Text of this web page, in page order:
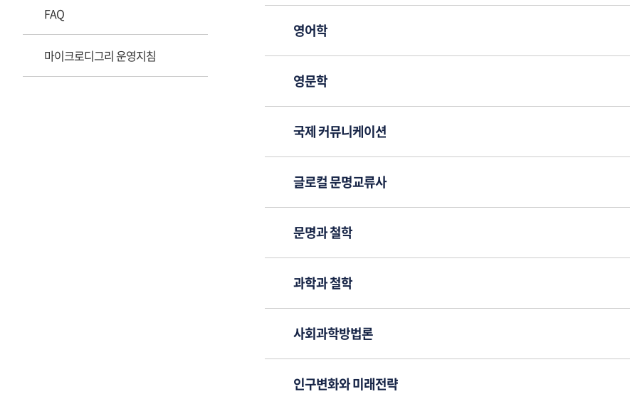
FAQ
마이크로디그리 운영지침
영어학
영문학
국제 커뮤니케이션
글로컬 문명교류사
문명과 철학
과학과 철학
사회과학방법론
인구변화와 미래전략